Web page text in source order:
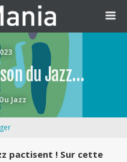
du Jazz…
Jazz
pactisent ! Sur cette